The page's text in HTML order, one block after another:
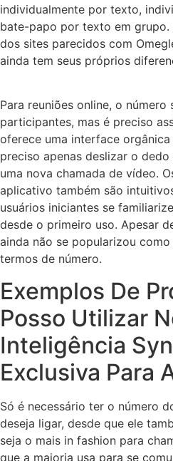
individualmente por texto,
bate-papo por texto em grupo.
dos sites parecidos com
ainda tem seus próprios
Para reuniões online, o número
participantes, mas é preciso
oferece uma interface
preciso apenas deslizar o
uma nova chamada de vídeo.
aplicativo também são
usuários iniciantes se
desde o primeiro uso. Apesar
ainda não se popularizou
termos de número.
Exemplos De
Posso Utilizar
Inteligência
Exclusiva Para
Só é necessário ter o número
deseja ligar, desde que ele
seja o mais in fashion para
que a maioria usa para se